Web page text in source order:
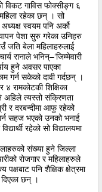
विकट गाविस फोक्सीङ्ग ६
रहेका छन् । सो
स्वयम पनि अर्को
पेशा सुरु गरेका उनिहरु
जति बेला महिलाहरुलाई
रानाले भनिन्–‘जिम्मेवारी
हुने अवसर पाएका
गर्न सकेको दावी गर्दछन् ।
रामकोटकी शिक्षिका
अहिले त्यस्तो संक्रिणता
र दरबन्दीमा आफु रहेको
सहज भएको उनको भनाई
रहेको सो विद्यालयमा
संख्या हुने जिल्ला
रोजगार र महिलाहरुले
पक्षबाट पनि शैक्षिक क्षेत्रमा
दिएका छन् ।